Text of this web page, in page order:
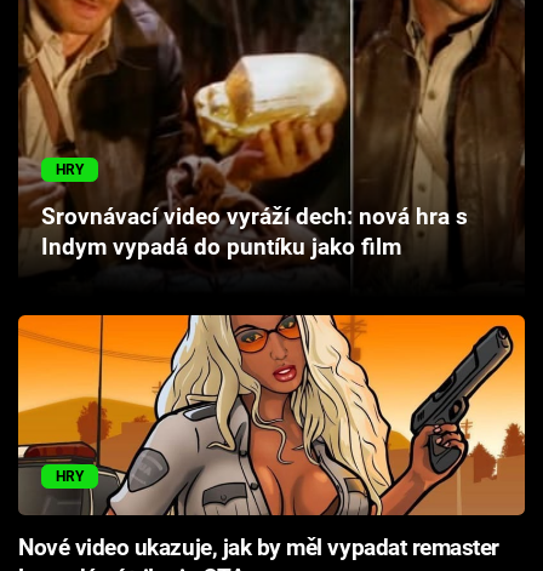
Seriály
Hry
Cool Esport
Pořady
TV Program
Sledujte prima+
Přihlášení
Sledujte nás
HRY
Srovnávací video vyráží dech: nová hra s
Indym vypadá do puntíku jako film
HRY
Nové video ukazuje, jak by měl vypadat remaster